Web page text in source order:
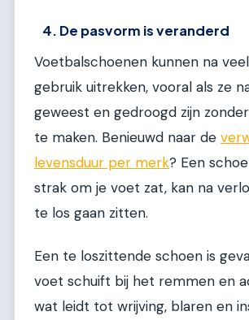
4. De pasvorm is veranderd
Voetbalschoenen kunnen na
gebruik uitrekken, vooral als ze
geweest en gedroogd zijn
te maken. Benieuwd naar de
levensduur per merk? Een
strak om je voet zat, kan na
te los gaan zitten.
Een te loszittende schoen is
voet schuift bij het remmen en
wat leidt tot wrijving, blaren en